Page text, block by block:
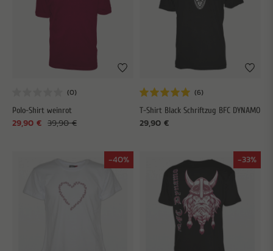
Polo-Shirt weinrot
39,90 €
29,90 €
T-Shirt Black Schriftzug BFC DYNAMO
29,90 €
-40% -33%